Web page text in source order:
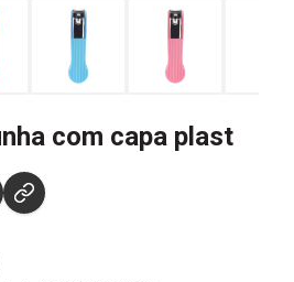
com capa plast